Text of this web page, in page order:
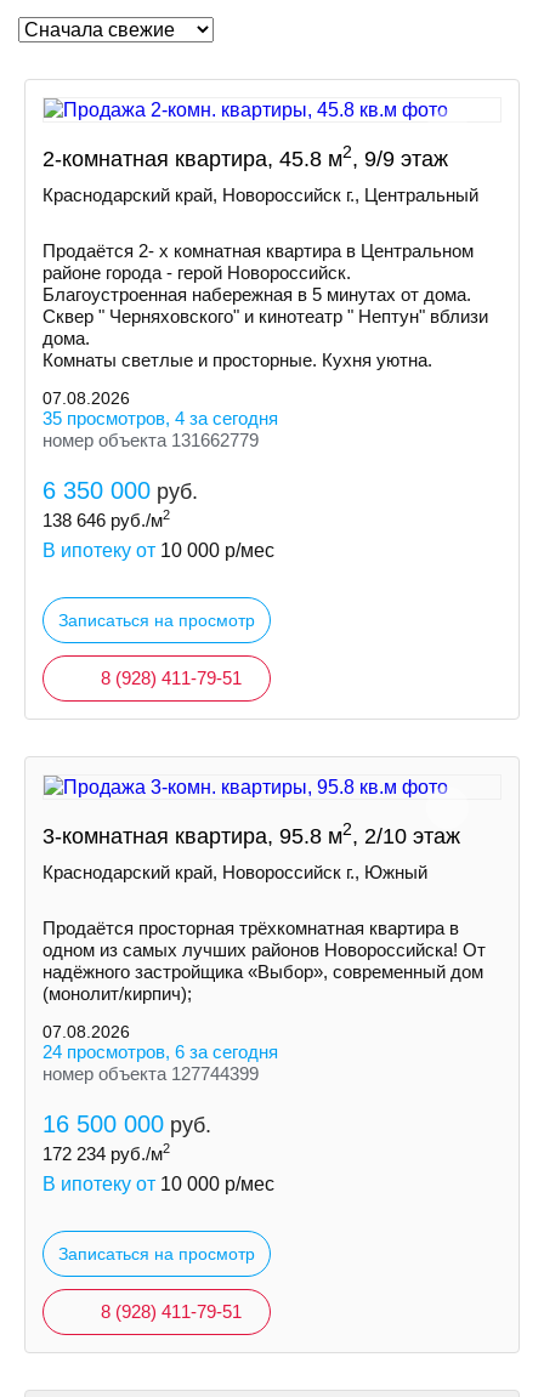
2-комнатная квартира, 45.8 м2, 9/9 этаж
Краснодарский край, Новороссийск г., Центральный
Продаётся 2- х комнатная квартира в Центральном
районе города - герой Новороссийск.
Благоустроенная набережная в 5 минутах от дома.
Сквер " Черняховского" и кинотеатр " Нептун" вблизи
дома.
Комнаты светлые и просторные. Кухня уютна.
07.08.2026
35 просмотров, 4 за сегодня
номер объекта 131662779
6 350 000 руб.
138 646 руб./м2
В ипотеку от 10 000 р/мес
Записаться на просмотр
8 (928) 411-79-51
3-комнатная квартира, 95.8 м2, 2/10 этаж
Краснодарский край, Новороссийск г., Южный
Продаётся просторная трёхкомнатная квартира в
одном из самых лучших районов Новороссийска! От
надёжного застройщика «Выбор», современный дом
(монолит/кирпич);
07.08.2026
24 просмотров, 6 за сегодня
номер объекта 127744399
16 500 000 руб.
172 234 руб./м2
В ипотеку от 10 000 р/мес
Записаться на просмотр
8 (928) 411-79-51